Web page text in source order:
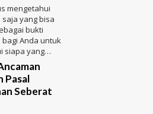
mengetahui
yang bisa
bukti
Anda untuk
siapa yang
Pasal
Seberat